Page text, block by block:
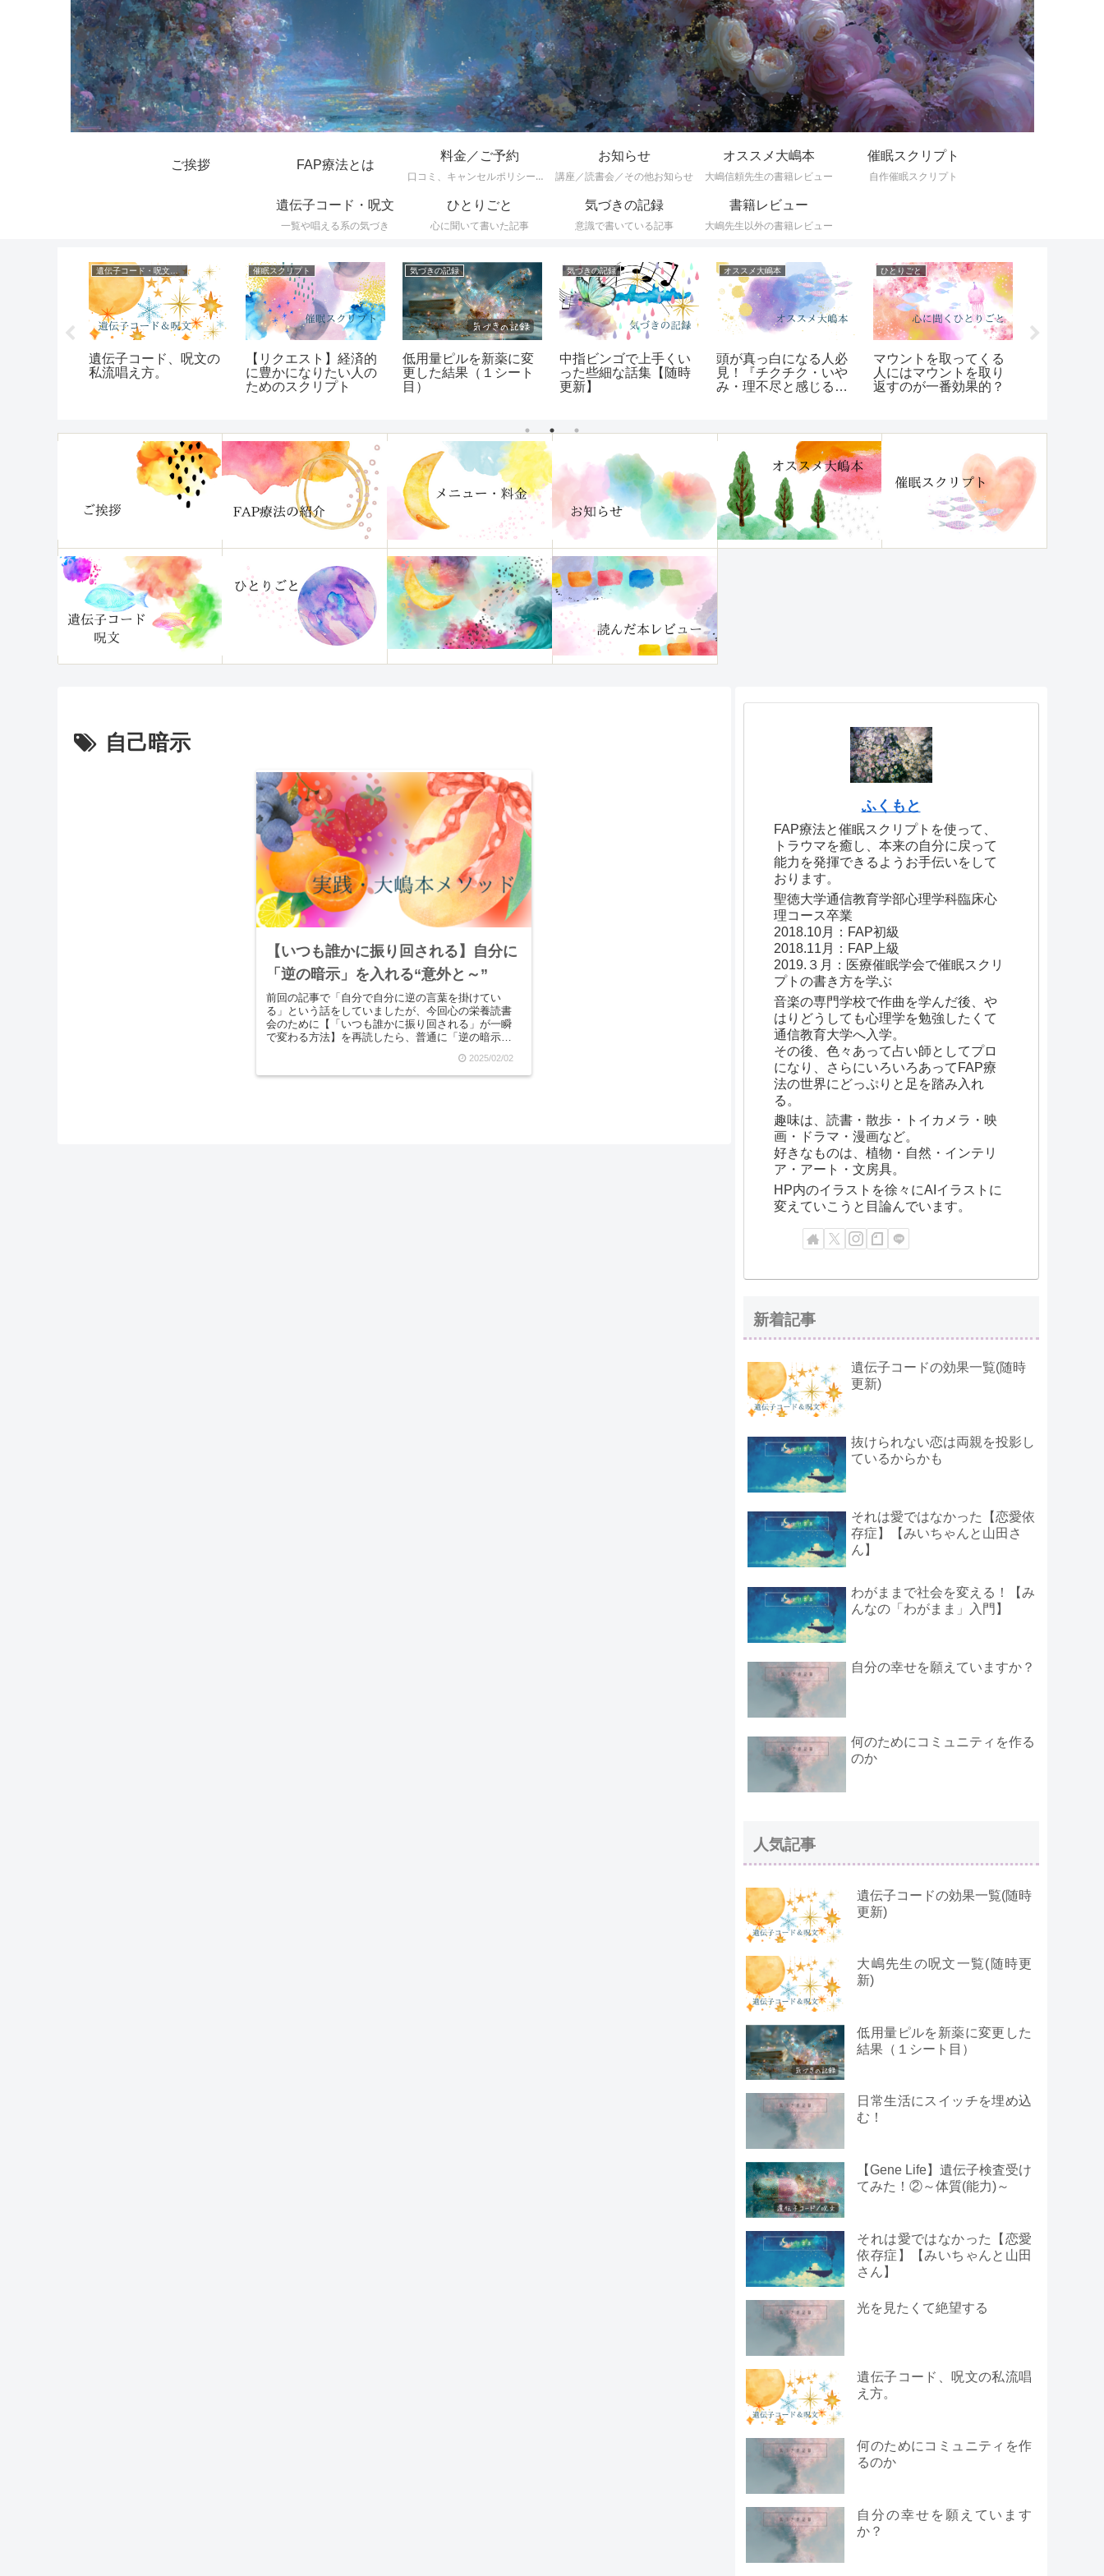
ご挨拶 FAP療法とは
料金／ご予約
口コミ、キャンセルポリシーなど
お知らせ
講座／読書会／その他お知らせ
オススメ大嶋本
大嶋信頼先生の書籍レビュー
催眠スクリプト
自作催眠スクリプト
遺伝子コード・呪文
一覧や唱える系の気づき
ひとりごと
心に聞いて書いた記事
気づきの記録
意識で書いている記事
書籍レビュー
大嶋先生以外の書籍レビュー
遺伝子コード・呪文一覧
遺伝子コード、呪文の
私流唱え方。
催眠スクリプト
【リクエスト】経済的
に豊かになりたい人の
ためのスクリプト
気づきの記録
低用量ピルを新薬に変
更した結果（１シート
目）
気づきの記録
中指ビンゴで上手くい
った些細な話集【随時
更新】
オススメ大嶋本
頭が真っ白になる人必
見！『チクチク・いや
み・理不尽と感じる
ひとりごと
マウントを取ってくる
人にはマウントを取り
返すのが一番効果的？
自己暗示
【いつも誰かに振り回される】自分に
「逆の暗示」を入れる“意外と～”
前回の記事で「自分で自分に逆の言葉を掛けてい
る」という話をしていましたが、今回心の栄養読書
会のために【「いつも誰かに振り回される」が一瞬
で変わる方法】を再読したら、普通に「逆の暗示」
2025/02/02
ふくもと
FAP療法と催眠スクリプトを使って、
トラウマを癒し、本来の自分に戻って
能力を発揮できるようお手伝いをして
おります。
聖徳大学通信教育学部心理学科臨床心
理コース卒業
2018.10月：FAP初級
2018.11月：FAP上級
2019.３月：医療催眠学会で催眠スクリ
プトの書き方を学ぶ
音楽の専門学校で作曲を学んだ後、や
はりどうしても心理学を勉強したくて
通信教育大学へ入学。
その後、色々あって占い師としてプロ
になり、さらにいろいろあってFAP療
法の世界にどっぷりと足を踏み入れ
る。
趣味は、読書・散歩・トイカメラ・映
画・ドラマ・漫画など。
好きなものは、植物・自然・インテリ
ア・アート・文房具。
HP内のイラストを徐々にAIイラストに
変えていこうと目論んでいます。
新着記事
遺伝子コードの効果一覧(随時
更新)
抜けられない恋は両親を投影し
ているからかも
それは愛ではなかった【恋愛依
存症】【みいちゃんと山田さ
ん】
わがままで社会を変える！【み
んなの「わがまま」入門】
自分の幸せを願えていますか？
何のためにコミュニティを作る
のか
人気記事
遺伝子コードの効果一覧(随時
更新)
大嶋先生の呪文一覧(随時更
新)
低用量ピルを新薬に変更した
結果（１シート目）
日常生活にスイッチを埋め込
む！
【Gene Life】遺伝子検査受け
てみた！②～体質(能力)～
それは愛ではなかった【恋愛
依存症】【みいちゃんと山田
さん】
光を見たくて絶望する
遺伝子コード、呪文の私流唱
え方。
何のためにコミュニティを作
るのか
自分の幸せを願えています
か？